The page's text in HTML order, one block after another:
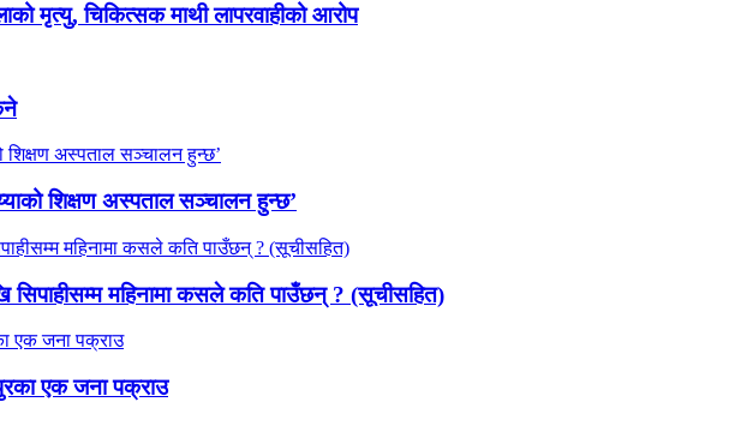
मृत्यु, चिकित्सक माथी लापरवाहीको आरोप
शिक्षण अस्पताल सञ्चालन हुन्छ’
सिपाहीसम्म महिनामा कसले कति पाउँछन् ? (सूचीसहित)
एक जना पक्राउ